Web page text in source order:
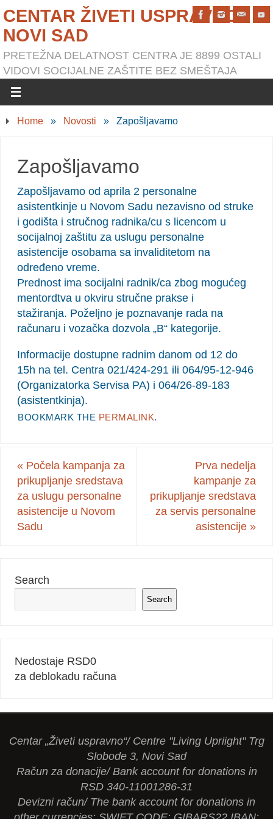
CENTAR ŽIVETI USPRAVNO
NOVI SAD
PRETEŽNA DELATNOST CENTRA JE 8899 OSTALI
VIDOVI SOCIJALNE ZAŠTITE BEZ SMEŠTAJA
Home » Novosti » Zapošljavamo
Zapošljavamo
Zapošljavamo od aprila 2 personalne
asistentkinje u Novom Sadu nezavisno od struke
i godišta i stručnog radnika/cu s licencom u
socijalnoj zaštitu za uslugu personalne
asistencije osobama sa invaliditetom na
određeno vreme.
Prednost ima socijalni radnik/ca zbog mogućeg
mentordtva u okviru stručne prakse i
stažiranja. Poželjno je poznavanje rada na
računaru i vozačka dozvola „B“ kategorije.
Informacije dostupne radnim danom od 12 do
15h na tel. Centra 021/424-291 ili 064/95-12-946
(Organizatorka Servisa PA) i 064/26-89-183
(asistentkinja).
BOOKMARK THE PERMALINK.
« Počela kampanja za
prikupljanje sredstava
za uslugu personalne
asistencije u Novom
Sadu
Prva nedelja
kampanje za
prikupljanje sredstava
za servis personalne
asistencije »
Search
Search
Nedostaje RSD0
za deblokadu računa
Centar „Živeti uspravno“/ Centre "Living Upriight" Trg
Slobode 3, Novi Sad
Račun za donacije/ Bank account for donations in
RSD 340-11001286-31
Devizni račun/ The bank account for donations in